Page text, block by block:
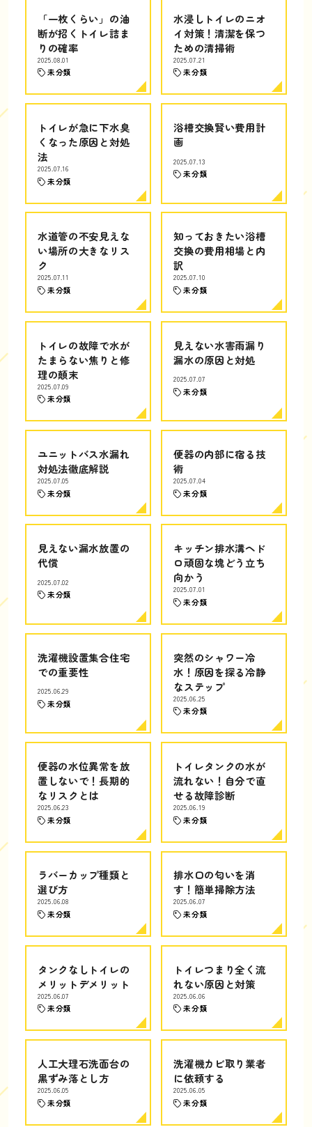
「一枚くらい」の油
断が招くトイレ詰ま
りの確率
2025.08.01
未分類
水浸しトイレのニオ
イ対策！清潔を保つ
ための清掃術
2025.07.21
未分類
トイレが急に下水臭
くなった原因と対処
法
2025.07.16
未分類
浴槽交換賢い費用計
画
2025.07.13
未分類
水道管の不安見えな
い場所の大きなリス
ク
2025.07.11
未分類
知っておきたい浴槽
交換の費用相場と内
訳
2025.07.10
未分類
トイレの故障で水が
たまらない焦りと修
理の顛末
2025.07.09
未分類
見えない水害雨漏り
漏水の原因と対処
2025.07.07
未分類
ユニットバス水漏れ
対処法徹底解説
2025.07.05
未分類
便器の内部に宿る技
術
2025.07.04
未分類
見えない漏水放置の
代償
2025.07.02
未分類
キッチン排水溝ヘド
ロ頑固な塊どう立ち
向かう
2025.07.01
未分類
洗濯機設置集合住宅
での重要性
2025.06.29
未分類
突然のシャワー冷
水！原因を探る冷静
なステップ
2025.06.25
未分類
便器の水位異常を放
置しないで！長期的
なリスクとは
2025.06.23
未分類
トイレタンクの水が
流れない！自分で直
せる故障診断
2025.06.19
未分類
ラバーカップ種類と
選び方
2025.06.08
未分類
排水口の匂いを消
す！簡単掃除方法
2025.06.07
未分類
タンクなしトイレの
メリットデメリット
2025.06.07
未分類
トイレつまり全く流
れない原因と対策
2025.06.06
未分類
人工大理石洗面台の
黒ずみ落とし方
2025.06.05
未分類
洗濯機カビ取り業者
に依頼する
2025.06.05
未分類